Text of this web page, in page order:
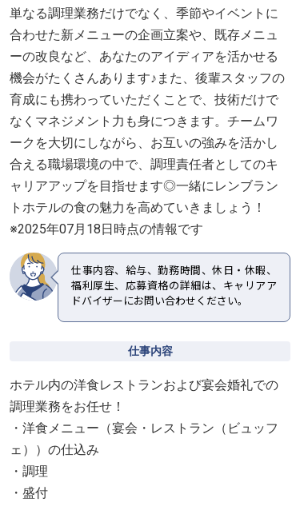
単なる調理業務だけでなく、季節やイベントに
合わせた新メニューの企画立案や、既存メニュ
ーの改良など、あなたのアイディアを活かせる
機会がたくさんあります♪また、後輩スタッフの
育成にも携わっていただくことで、技術だけで
なくマネジメント力も身につきます。チームワ
ークを大切にしながら、お互いの強みを活かし
合える職場環境の中で、調理責任者としてのキ
ャリアアップを目指せます◎一緒にレンブラン
トホテルの食の魅力を高めていきましょう！
※2025年07月18日時点の情報です
仕事内容、給与、勤務時間、休日・休暇、
福利厚生、応募資格の詳細は、キャリアア
ドバイザーにお問い合わせください。
仕事内容
ホテル内の洋食レストランおよび宴会婚礼での
調理業務をお任せ！
・洋食メニュー（宴会・レストラン（ビュッフ
ェ））の仕込み
・調理
・盛付